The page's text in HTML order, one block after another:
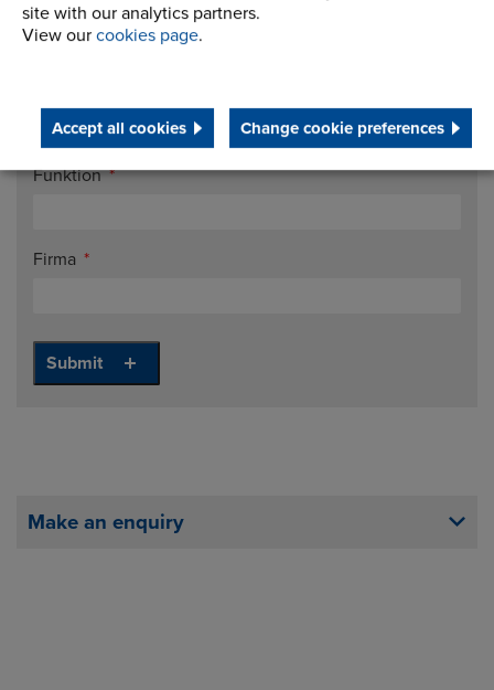
site with our analytics partners.
View our cookies page.
Accept all cookies Change cookie preferences
Email
Funktion
Firma
Make an enquiry